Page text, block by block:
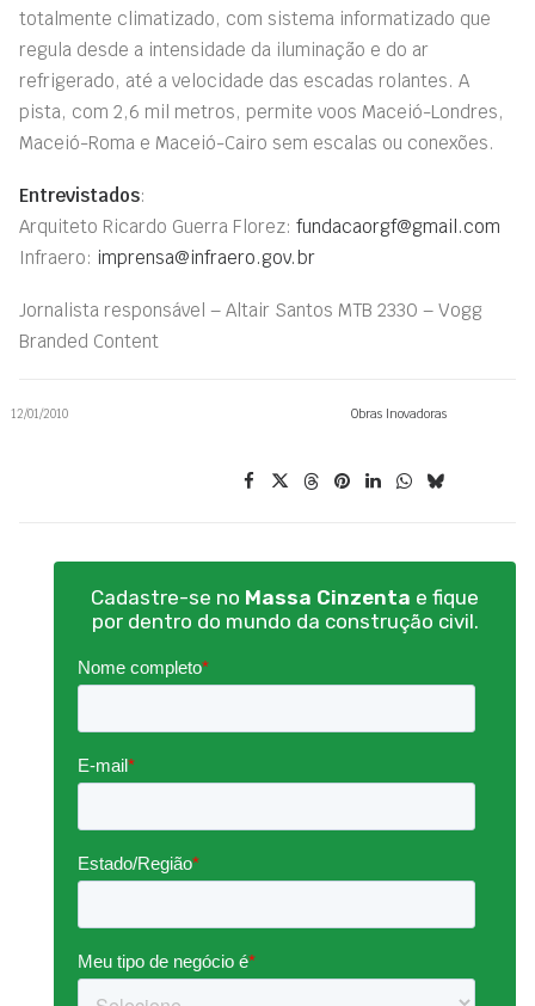
totalmente climatizado, com sistema informatizado que
regula desde a intensidade da iluminação e do ar
refrigerado, até a velocidade das escadas rolantes. A
pista, com 2,6 mil metros, permite voos Maceió-Londres,
Maceió-Roma e Maceió-Cairo sem escalas ou conexões.
Entrevistados:
Arquiteto Ricardo Guerra Florez: fundacaorgf@gmail.com
Infraero: imprensa@infraero.gov.br
Jornalista responsável – Altair Santos MTB 2330 – Vogg
Branded Content
12/01/2010 Obras Inovadoras
Cadastre-se no Massa Cinzenta e fique
por dentro do mundo da construção civil.